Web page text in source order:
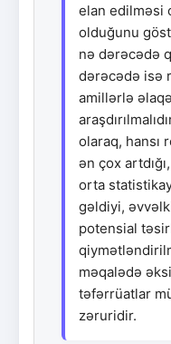
elan edilməsi
olduğunu
nə dərəcədə
dərəcədə isə
amillərlə
olaraq, hansı
ən çox
orta
gəldiyi,
potensial
məqalədə
təfərrüatlar
zəruridir.